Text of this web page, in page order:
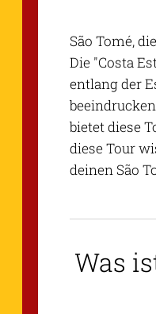
São Tomé,
Die "Costa
entlang der
bietet diese
diese Tour
deinen São
Was